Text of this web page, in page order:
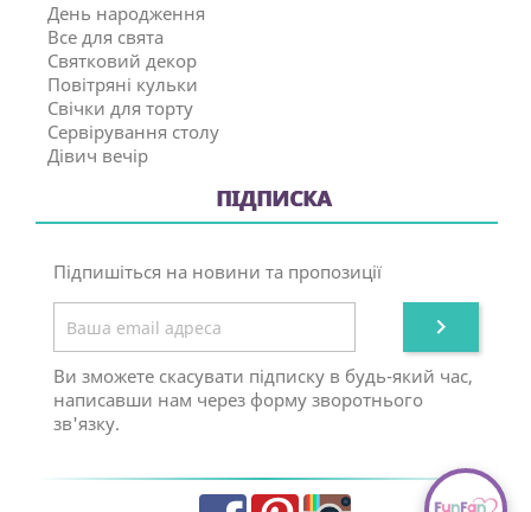
День народження
Все для свята
Святковий декор
Повітряні кульки
Свічки для торту
Сервірування столу
Дівич вечір
ПІДПИСКА
Підпишіться на новини та пропозиції

Ви зможете скасувати підписку в будь-який час,
написавши нам через форму зворотнього
зв'язку.
FacebookPinterestInstagram